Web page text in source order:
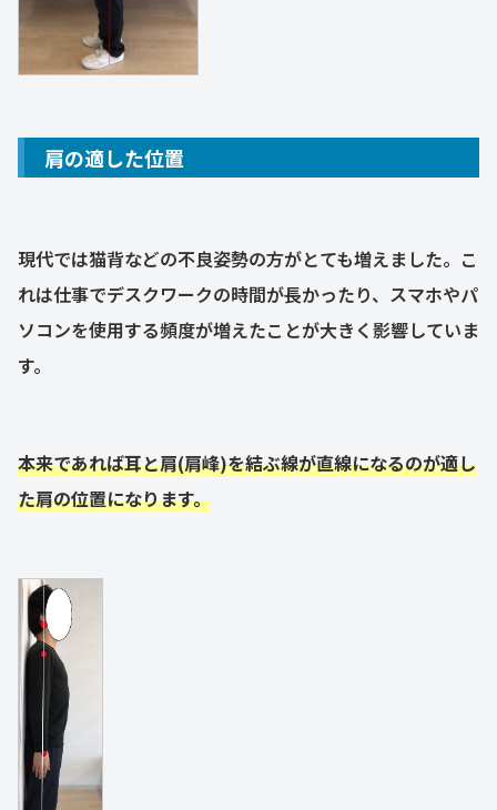
肩の適した位置
現代では猫背などの不良姿勢の方がとても増えました。こ
れは仕事でデスクワークの時間が長かったり、スマホやパ
ソコンを使用する頻度が増えたことが大きく影響していま
す。
本来であれば耳と肩(肩峰)を結ぶ線が直線になるのが適し
た肩の位置になります。